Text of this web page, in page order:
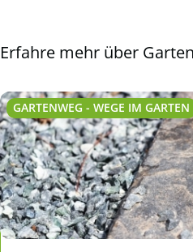
Erfahre mehr über
GARTENWEG - WEGE IM GARTEN